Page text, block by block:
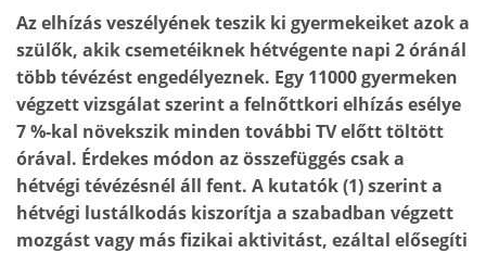
Az elhízás veszélyének teszik ki gyermekeiket azok a
szülők, akik csemetéiknek hétvégente napi 2 óránál
több tévézést engedélyeznek. Egy 11000 gyermeken
végzett vizsgálat szerint a felnőttkori elhízás esélye
7 %-kal növekszik minden további TV előtt töltött
órával. Érdekes módon az összefüggés csak a
hétvégi tévézésnél áll fent. A kutatók (1) szerint a
hétvégi lustálkodás kiszorítja a szabadban végzett
mozgást vagy más fizikai aktivitást, ezáltal elősegíti